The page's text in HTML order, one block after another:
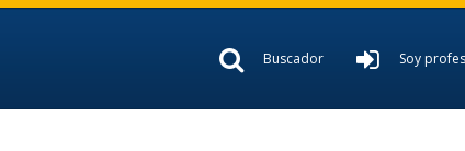
Buscador Soy